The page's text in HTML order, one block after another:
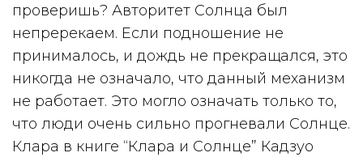
проверишь? Авторитет Солнца был
непререкаем. Если подношение не
принималось, и дождь не прекращался, это
никогда не означало, что данный механизм
не работает. Это могло означать только то,
что люди очень сильно прогневали Солнце.
Клара в книге “Клара и Солнце” Кадзуо